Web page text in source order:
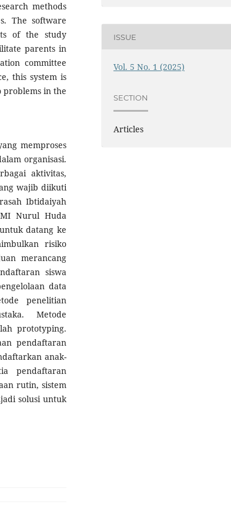
methods
The software
of the study
parents in
committee
this system is
in the
memproses
organisasi.
aktivitas,
wajib diikuti
Ibtidaiyah
Nurul Huda
datang ke
risiko
merancang
siswa
data
penelitian
Metode
prototyping.
pendaftaran
anak-
pendaftaran
rutin, sistem
solusi untuk
ISSUE
Vol. 5 No. 1 (2025)
SECTION
Articles